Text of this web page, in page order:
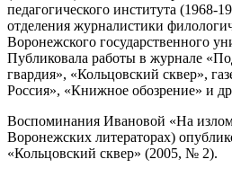
педагогического института (1968-
отделения журналистики
Воронежского государственного
Публиковала работы в журнале
гвардия», «Кольцовский сквер»,
Россия», «Книжное обозрение» и
Воспоминания Ивановой «На
Воронежских литераторах)
«Кольцовский сквер» (2005, № 2).